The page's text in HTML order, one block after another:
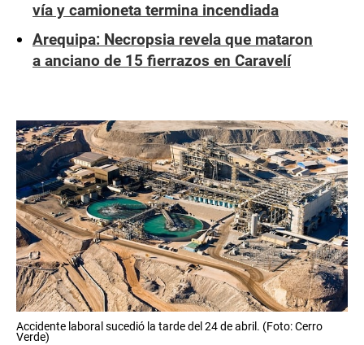
vía y camioneta termina incendiada
Arequipa: Necropsia revela que mataron
a anciano de 15 fierrazos en Caravelí
Accidente laboral sucedió la tarde del 24 de abril. (Foto: Cerro
Verde)